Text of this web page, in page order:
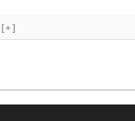
[+]